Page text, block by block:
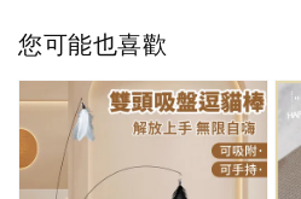
您可能也喜歡